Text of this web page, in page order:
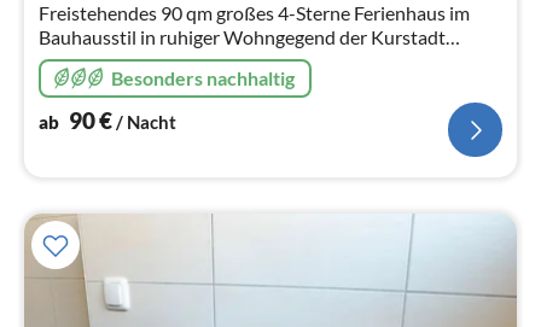
Freistehendes 90 qm großes 4-Sterne Ferienhaus im
Bauhausstil in ruhiger Wohngegend der Kurstadt
Heilbad Heiligenstadt. Zwei Schlafzimmer. Zwei Bäder.
Whirlpool. Terrasse/Garten.
Besonders nachhaltig
ab 90€/ Nacht